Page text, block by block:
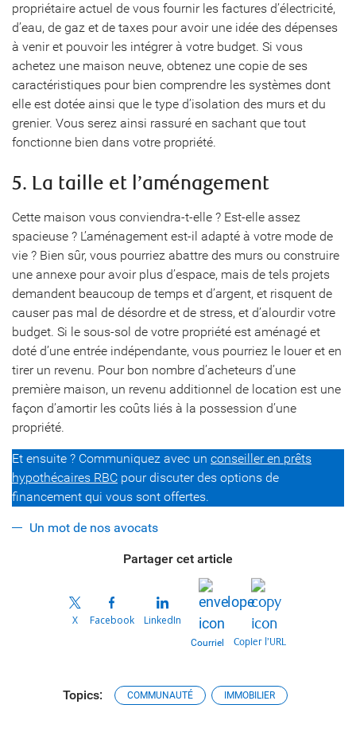
propriétaire actuel de vous fournir les factures d’électricité,
d’eau, de gaz et de taxes pour avoir une idée des dépenses
à venir et pouvoir les intégrer à votre budget. Si vous
achetez une maison neuve, obtenez une copie de ses
caractéristiques pour bien comprendre les systèmes dont
elle est dotée ainsi que le type d’isolation des murs et du
grenier. Vous serez ainsi rassuré en sachant que tout
fonctionne bien dans votre propriété.
5. La taille et l’aménagement
Cette maison vous conviendra-t-elle ? Est-elle assez
spacieuse ? L’aménagement est-il adapté à votre mode de
vie ? Bien sûr, vous pourriez abattre des murs ou construire
une annexe pour avoir plus d’espace, mais de tels projets
demandent beaucoup de temps et d’argent, et risquent de
causer pas mal de désordre et de stress, et d’alourdir votre
budget. Si le sous-sol de votre propriété est aménagé et
doté d’une entrée indépendante, vous pourriez le louer et en
tirer un revenu. Pour bon nombre d’acheteurs d’une
première maison, un revenu additionnel de location est une
façon d’amortir les coûts liés à la possession d’une
propriété.
Et ensuite ? Communiquez avec un conseiller en prêts
hypothécaires RBC pour discuter des options de
financement qui vous sont offertes.
Un mot de nos avocats
Partager cet article
X Facebook LinkedIn
Courriel Copier l’URL
Topics: COMMUNAUTÉ IMMOBILIER